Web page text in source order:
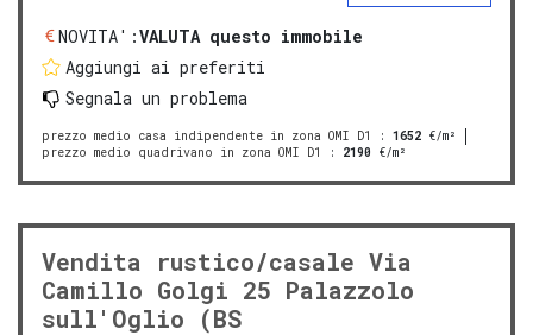
NOVITA':VALUTA questo immobile
Aggiungi ai preferiti
Segnala un problema
prezzo medio casa indipendente in zona OMI D1 : 1652 €/m²
prezzo medio quadrivano in zona OMI D1
: 2190 €/m²
Vendita rustico/casale Via
Camillo Golgi 25 Palazzolo
sull'Oglio (BS